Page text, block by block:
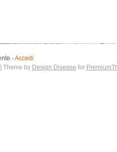
-Accedi
Theme by Design Disease for